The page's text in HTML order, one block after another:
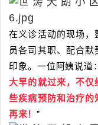
在义诊活动的现场，
员各司其职、配合
印象。一位阿姨说道
大早的就过来，不
些疾病预防和治疗的
再来！ ”